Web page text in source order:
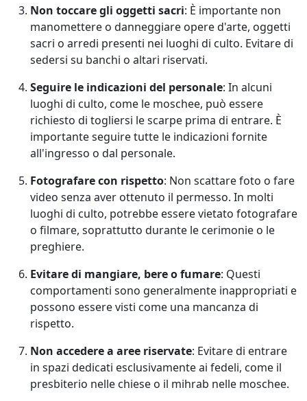
Non toccare gli oggetti sacri: È importante non
manomettere o danneggiare opere d'arte, oggetti
sacri o arredi presenti nei luoghi di culto. Evitare di
sedersi su banchi o altari riservati.
Seguire le indicazioni del personale: In alcuni
luoghi di culto, come le moschee, può essere
richiesto di togliersi le scarpe prima di entrare. È
importante seguire tutte le indicazioni fornite
all'ingresso o dal personale.
Fotografare con rispetto: Non scattare foto o fare
video senza aver ottenuto il permesso. In molti
luoghi di culto, potrebbe essere vietato fotografare
o filmare, soprattutto durante le cerimonie o le
preghiere.
Evitare di mangiare, bere o fumare: Questi
comportamenti sono generalmente inappropriati e
possono essere visti come una mancanza di
rispetto.
Non accedere a aree riservate: Evitare di entrare
in spazi dedicati esclusivamente ai fedeli, come il
presbiterio nelle chiese o il mihrab nelle moschee.